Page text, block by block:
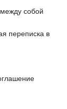
собой
переписка в